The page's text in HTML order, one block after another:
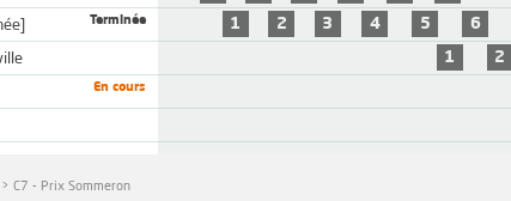
Terminée
En cours
1
2 3 4 5 6
1
2
> C7 - Prix Sommeron